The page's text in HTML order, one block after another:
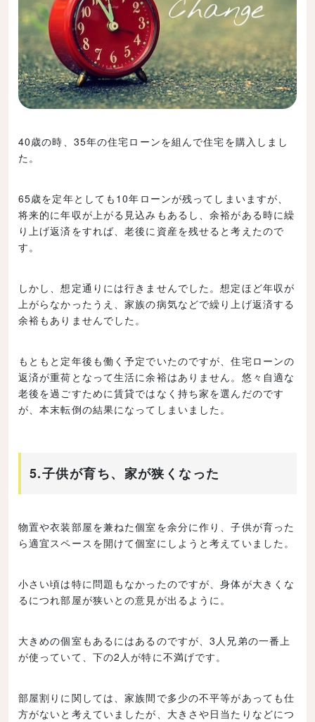
40歳の時、35年の住宅ローンを組んで住宅を購入しまし
た。
65歳を定年としても10年ローンが残ってしまいますが、
将来的に年収が上がる見込みもあるし、余裕がある時に繰
り上げ返済をすれば、老後に資産を残せると考えたので
す。
しかし、想定通りには行きませんでした。想定ほど年収が
上がらなかったうえ、家族の病気などで繰り上げ返済する
余裕もありませんでした。
もともと定年後も働く予定でいたのですが、住宅ローンの
返済が重荷となって生活に余裕はありません。悠々自適な
老後を過ごすために賃貸ではなく持ち家を選んだのです
が、本末転倒の結果になってしまいました。
5.子供が育ち、家が狭くなった
物置や衣装部屋を兼ねた個室を余分に作り、子供が育った
ら適宜スペースを開けて個室にしようと考えていました。
小さい頃は特に問題もなかったのですが、身体が大きくな
るにつれ部屋が狭いとの意見が出るように。
大きめの個室もあるにはあるのですが、3人兄弟の一番上
が使っていて、下の2人が特に不満げです。
部屋割りに関しては、家族間で多少の不平等があっても仕
方がないと考えていましたが、大きさや日当たりなどにつ